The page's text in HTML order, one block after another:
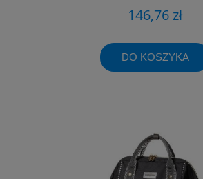
146,76 zł
DO KOSZYKA